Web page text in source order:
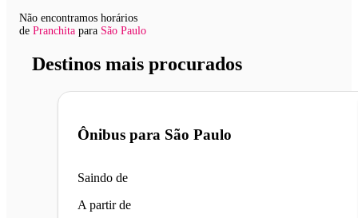
Não encontramos horários
de Pranchita para São Paulo
Destinos mais procurados
Ônibus para São Paulo
Saindo de
A partir de